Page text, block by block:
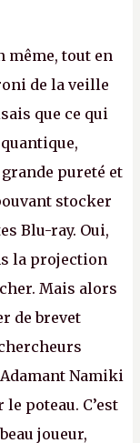
même, tout en
de la veille
que ce qui
pureté et
stocker
Blu-ray. Oui,
la projection
Mais alors
de brevet
Namiki
poteau. C’est
joueur,